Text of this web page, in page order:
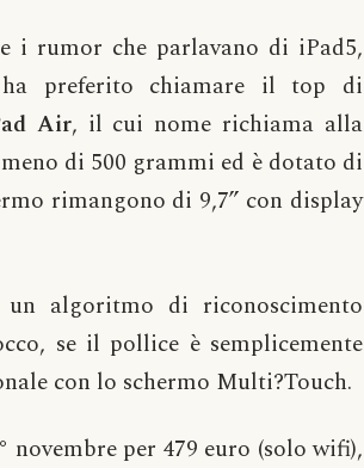
i rumor che parlavano di iPad5,
preferito chiamare il top di
Air, il cui nome richiama alla
di 500 grammi ed è dotato di
rimangono di 9,7” con display
algoritmo di riconoscimento
se il pollice è semplicemente
con lo schermo Multi?Touch.
per 479 euro (solo wifi),